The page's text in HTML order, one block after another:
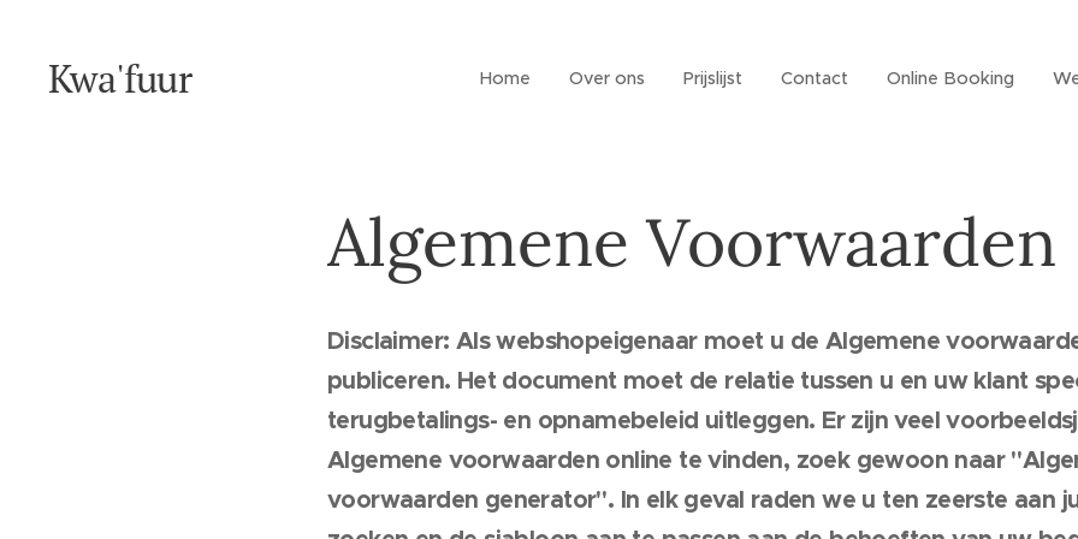
Kwa'fuur Home Over ons Prijslijst Contact Online Booking
Algemene Voorwaarden
Disclaimer: Als webshopeigenaar moet u de Algemene
publiceren. Het document moet de relatie tussen u en uw klant
terugbetalings- en opnamebeleid uitleggen. Er zijn veel
Algemene voorwaarden online te vinden, zoek gewoon naar
voorwaarden generator". In elk geval raden we u ten zeerste aan